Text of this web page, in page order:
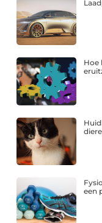
Hoe
een